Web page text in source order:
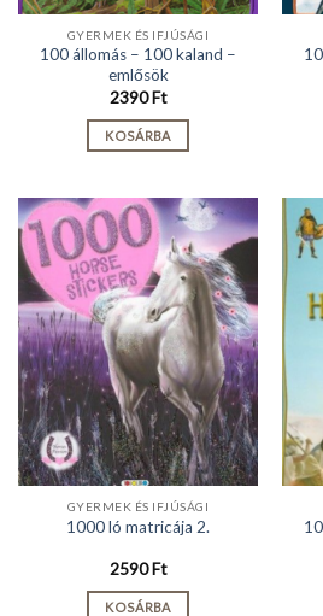
GYERMEK ÉS IFJÚSÁGI
100 állomás – 100 kaland –
emlősök
2390Ft
KOSÁRBA
GYERMEK ÉS IFJÚSÁGI
1000 ló matricája 2.
2590Ft
KOSÁRBA